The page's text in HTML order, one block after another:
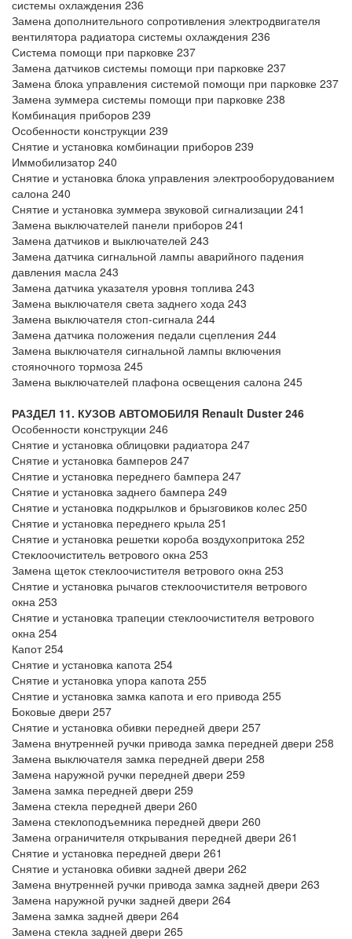
системы охлаждения 236
Замена дополнительного сопротивления электродвигателя
вентилятора радиатора системы охлаждения 236
Система помощи при парковке 237
Замена датчиков системы помощи при парковке 237
Замена блока управления системой помощи при парковке 237
Замена зуммера системы помощи при парковке 238
Комбинация приборов 239
Особенности конструкции 239
Снятие и установка комбинации приборов 239
Иммобилизатор 240
Снятие и установка блока управления электрооборудованием
салона 240
Снятие и установка зуммера звуковой сигнализации 241
Замена выключателей панели приборов 241
Замена датчиков и выключателей 243
Замена датчика сигнальной лампы аварийного падения
давления масла 243
Замена датчика указателя уровня топлива 243
Замена выключателя света заднего хода 243
Замена выключателя стоп-сигнала 244
Замена датчика положения педали сцепления 244
Замена выключателя сигнальной лампы включения
стояночного тормоза 245
Замена выключателей плафона освещения салона 245
РАЗДЕЛ 11. КУЗОВ АВТОМОБИЛЯ Renault Duster246
Особенности конструкции 246
Снятие и установка облицовки радиатора 247
Снятие и установка бамперов 247
Снятие и установка переднего бампера 247
Снятие и установка заднего бампера 249
Снятие и установка подкрылков и брызговиков колес 250
Снятие и установка переднего крыла 251
Снятие и установка решетки короба воздухопритока 252
Стеклоочиститель ветрового окна 253
Замена щеток стеклоочистителя ветрового окна 253
Снятие и установка рычагов стеклоочистителя ветрового
окна 253
Снятие и установка трапеции стеклоочистителя ветрового
окна 254
Капот 254
Снятие и установка капота 254
Снятие и установка упора капота 255
Снятие и установка замка капота и его привода 255
Боковые двери 257
Снятие и установка обивки передней двери 257
Замена внутренней ручки привода замка передней двери 258
Замена выключателя замка передней двери 258
Замена наружной ручки передней двери 259
Замена замка передней двери 259
Замена стекла передней двери 260
Замена стеклоподъемника передней двери 260
Замена ограничителя открывания передней двери 261
Снятие и установка передней двери 261
Снятие и установка обивки задней двери 262
Замена внутренней ручки привода замка задней двери 263
Замена наружной ручки задней двери 264
Замена замка задней двери 264
Замена стекла задней двери 265